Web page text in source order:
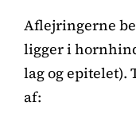
Aflejringerne
ligger i
lag og epitelet).
af: